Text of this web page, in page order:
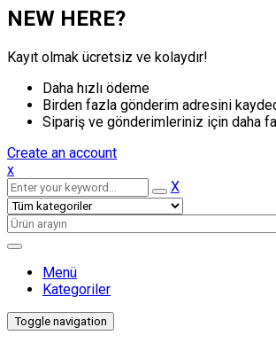
NEW HERE?
Kayıt olmak ücretsiz ve kolaydır!
Daha hızlı ödeme
Birden fazla gönderim adresini
Sipariş ve gönderimleriniz için daha
Create an account
x
X
Menü
Kategoriler
Toggle navigation